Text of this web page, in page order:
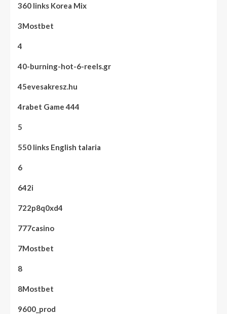
360 links Korea Mix
3Mostbet
4
40-burning-hot-6-reels.gr
45evesakresz.hu
4rabet Game 444
5
550 links English talaria
6
642i
722p8q0xd4
777casino
7Mostbet
8
8Mostbet
9600_prod